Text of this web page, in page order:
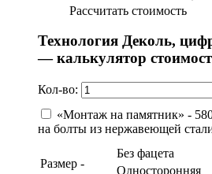
Рассчитать стоимость
Технология Деколь,
— калькулятор
Кол-во:
«Монтаж на памятник» -
на болты из нержавеющей
Размер -
Без фацета
Односторонняя